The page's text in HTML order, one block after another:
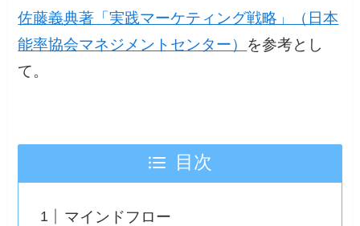
佐藤義典著「実践マーケティング戦略」（日本
能率協会マネジメントセンター） を参考とし
て。
目次
マインドフロー